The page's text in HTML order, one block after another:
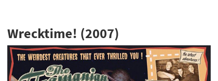
Wrecktime! (2007)